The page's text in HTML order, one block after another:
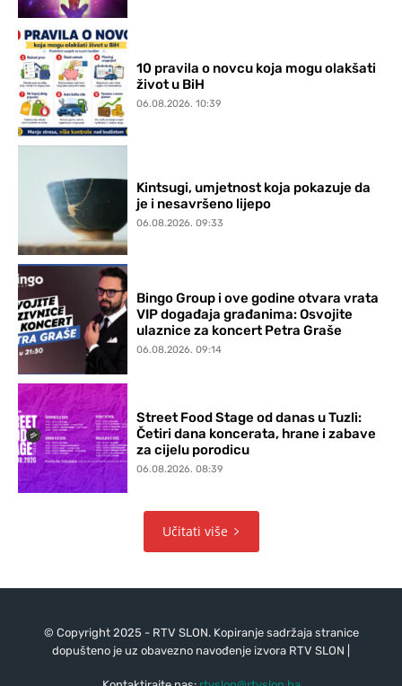
10 pravila o novcu koja mogu olakšati
život u BiH
06.08.2026. 10:39
Kintsugi, umjetnost koja pokazuje da
je i nesavršeno lijepo
06.08.2026. 09:33
Bingo Group i ove godine otvara vrata
VIP događaja građanima: Osvojite
ulaznice za koncert Petra Graše
06.08.2026. 09:14
Street Food Stage od danas u Tuzli:
Četiri dana koncerata, hrane i zabave
za cijelu porodicu
06.08.2026. 08:39
Učitati više
© Copyright 2025 - RTV SLON. Kopiranje sadržaja stranice
dopušteno je uz obavezno navođenje izvora RTV SLON |